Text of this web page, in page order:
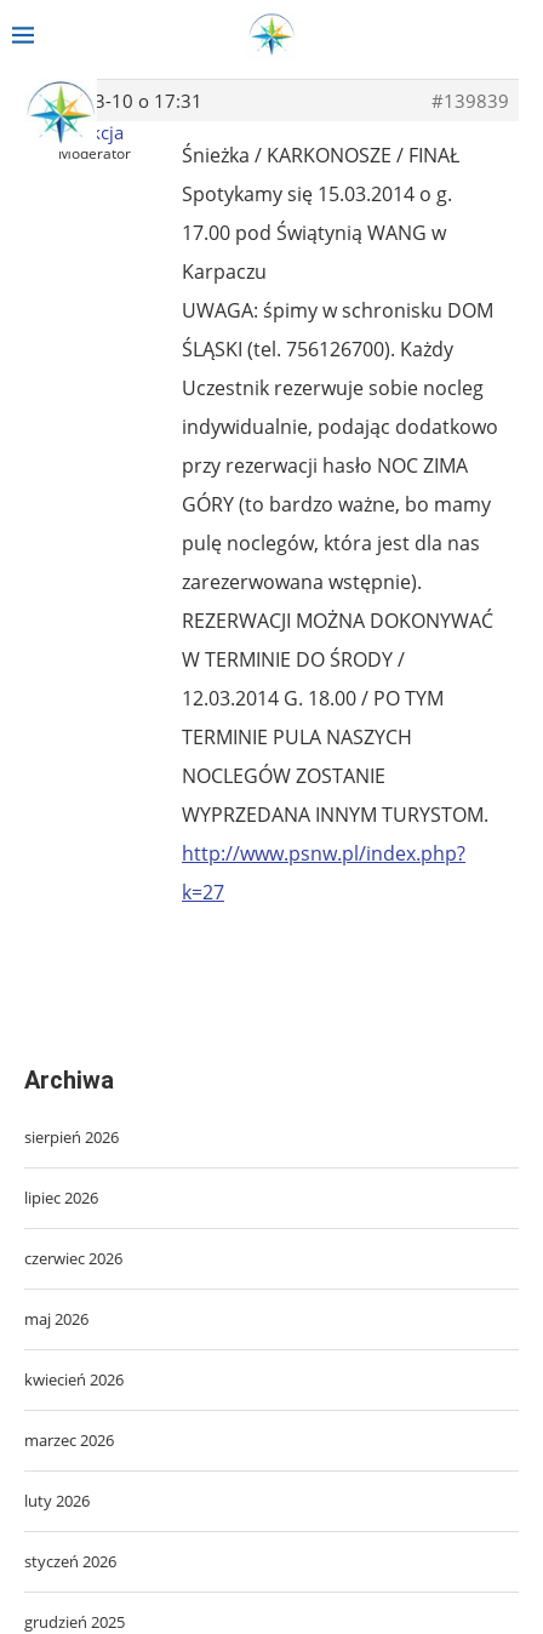
2014-03-10 o 17:31
#139839
Redakcja
Moderator
Śnieżka / KARKONOSZE / FINAŁ
Spotykamy się 15.03.2014 o g.
17.00 pod Świątynią WANG w
Karpaczu
UWAGA: śpimy w schronisku DOM
ŚLĄSKI (tel. 756126700). Każdy
Uczestnik rezerwuje sobie nocleg
indywidualnie, podając dodatkowo
przy rezerwacji hasło NOC ZIMA
GÓRY (to bardzo ważne, bo mamy
pulę noclegów, która jest dla nas
zarezerwowana wstępnie).
REZERWACJI MOŻNA DOKONYWAĆ
W TERMINIE DO ŚRODY /
12.03.2014 G. 18.00 / PO TYM
TERMINIE PULA NASZYCH
NOCLEGÓW ZOSTANIE
WYPRZEDANA INNYM TURYSTOM.
http://www.psnw.pl/index.php?
k=27
Archiwa
sierpień 2026
lipiec 2026
czerwiec 2026
maj 2026
kwiecień 2026
marzec 2026
luty 2026
styczeń 2026
grudzień 2025